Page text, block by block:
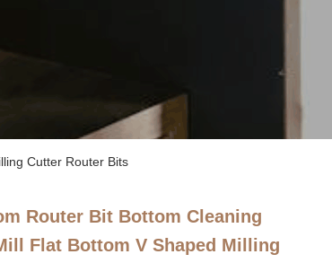
Cutter Router Bits
Router Bit Bottom Cleaning
Flat Bottom V Shaped Milling